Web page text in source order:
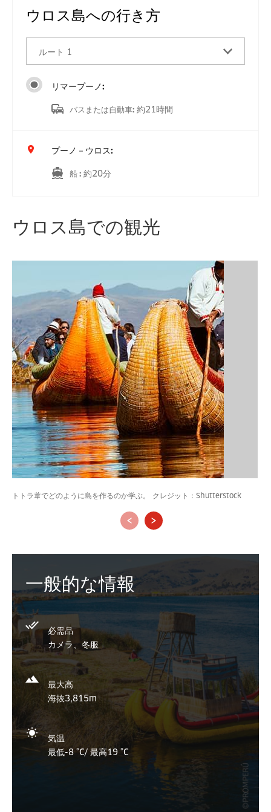
ウロス島への行き方
ルート 1
リマープーノ:
バスまたは自動車: 約21時間
プーノ－ウロス:
船: 約20分
ウロス島での観光
トトラ葦でどのように島を作るのか学ぶ。 クレジット：Shutterstock
‹ ›
一般的な情報
必需品
カメラ、冬服
最大高
海抜3,815m
気温
最低-8 °C/ 最高19 °C